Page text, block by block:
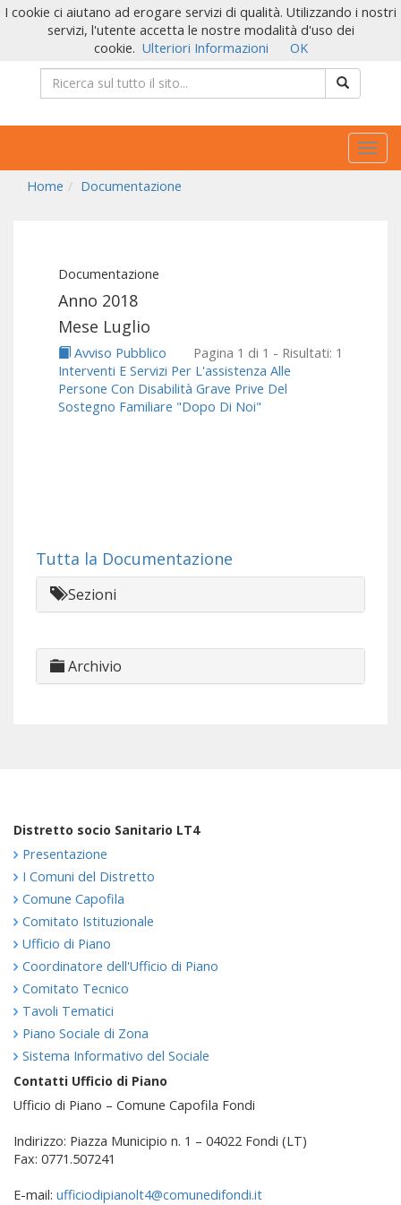
Home
Documentazione
Documentazione
Anno 2018
Mese Luglio
Pagina 1 di 1 - Risultati: 1
Avviso Pubblico
Interventi E Servizi Per L'assistenza Alle
Persone Con Disabilità Grave Prive Del
Sostegno Familiare "Dopo Di Noi"
Tutta la Documentazione
Sezioni
Archivio
Distretto socio Sanitario LT4
Presentazione
I Comuni del Distretto
Comune Capofila
Comitato Istituzionale
Ufficio di Piano
Coordinatore dell'Ufficio di Piano
Comitato Tecnico
Tavoli Tematici
Piano Sociale di Zona
Sistema Informativo del Sociale
Contatti Ufficio di Piano
Ufficio di Piano – Comune Capofila Fondi
Indirizzo: Piazza Municipio n. 1 – 04022 Fondi (LT)
Fax: 0771.507241
E-mail: ufficiodipianolt4@comunedifondi.it
I cookie ci aiutano ad erogare servizi di qualità. Utilizzando i nostri
servizi, l'utente accetta le nostre modalità d'uso dei
cookie. Ulteriori Informazioni OK